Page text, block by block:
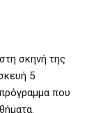
σκηνή της
5
που